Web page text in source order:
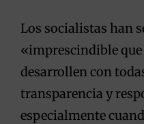
Los socialistas han
«imprescindible
desarrollen con
transparencia y
especialmente